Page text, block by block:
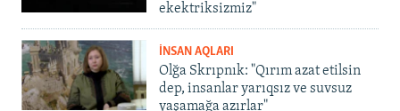
ekektriksizmiz"
İNSAN AQLARI
Olğa Skrıpnık: "Qırım azat etilsin
dep, insanlar yarıqsız ve suvsuz
yaşamağa azırlar"